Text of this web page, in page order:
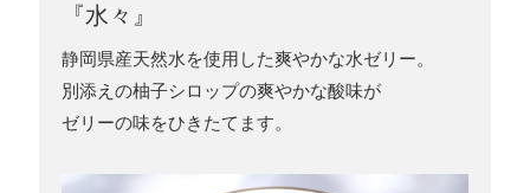
『水々』
静岡県産天然水を使用した爽やかな水ゼリー。
別添えの柚子シロップの爽やかな酸味が
ゼリーの味をひきたてます。